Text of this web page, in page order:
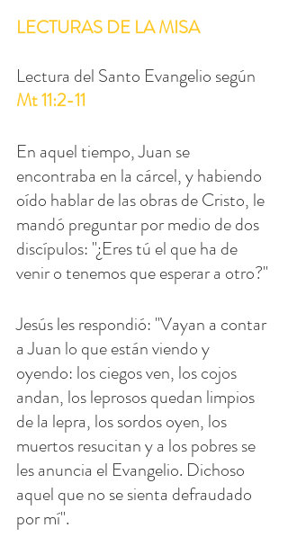
LECTURAS DE LA MISA
Lectura del Santo Evangelio según
Mt 11:2-11
En aquel tiempo, Juan se
encontraba en la cárcel, y habiendo
oído hablar de las obras de Cristo, le
mandó preguntar por medio de dos
discípulos: "¿Eres tú el que ha de
venir o tenemos que esperar a otro?"
Jesús les respondió: "Vayan a contar
a Juan lo que están viendo y
oyendo: los ciegos ven, los cojos
andan, los leprosos quedan limpios
de la lepra, los sordos oyen, los
muertos resucitan y a los pobres se
les anuncia el Evangelio. Dichoso
aquel que no se sienta defraudado
por mí".